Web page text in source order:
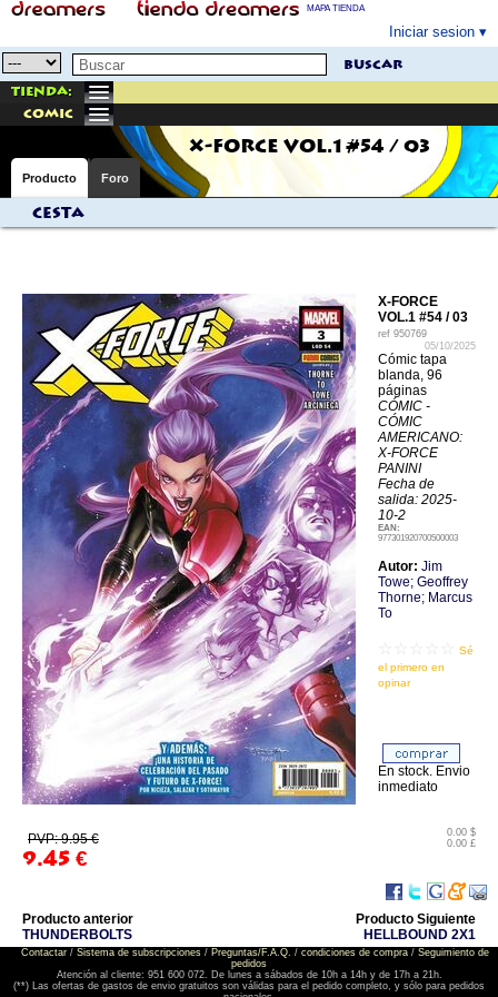
MAPA TIENDA
Iniciar sesion
buscar
Tienda:
comic
X-FORCE VOL.1 #54 / 03
Producto Foro
Cesta
X-FORCE
VOL.1 #54 / 03
ref 950769
05/10/2025
Cómic tapa
blanda, 96
páginas
CÓMIC -
CÓMIC
AMERICANO:
X-FORCE
PANINI
Fecha de
salida: 2025-
10-2
EAN:
977301920700500003
Autor: Jim
Towe; Geoffrey
Thorne; Marcus
To
Sé
el primero en
opinar
PVP: 9.95 €
9.45 €
0.00 $
0.00 £
En stock. Envio
inmediato
Producto anterior
THUNDERBOLTS
Producto Siguiente
HELLBOUND 2X1
Contactar/ Sistema de subscripciones/ Preguntas/F.A.Q. / condiciones de compra/ Seguimiento de
pedidos
Atención al cliente: 951 600 072. De lunes a sábados de 10h a 14h y de 17h a 21h.
(**) Las ofertas de gastos de envio gratuitos son válidas para el pedido completo, y sólo para pedidos